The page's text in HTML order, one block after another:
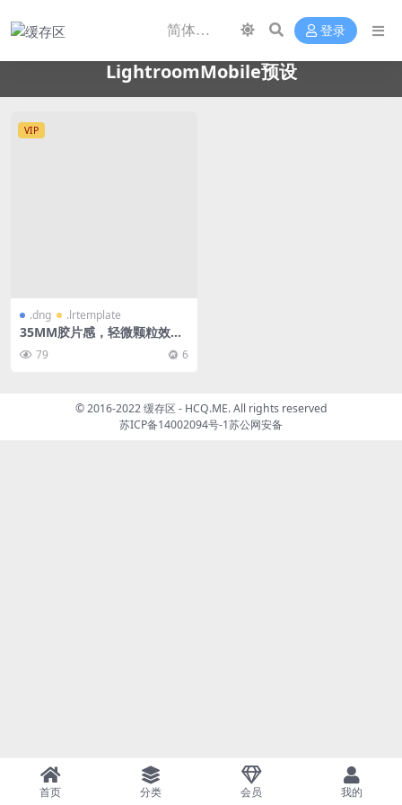
登录
LightroomMobile预设
VIP
.dng .lrtemplate
35MM胶片感，轻微颗粒效
果，电影美感Lightroom预设
79 6
© 2016-2022 缓存区 - HCQ.ME. All rights reserved
苏ICP备14002094号-1苏公网安备
首页 分类 会员 我的